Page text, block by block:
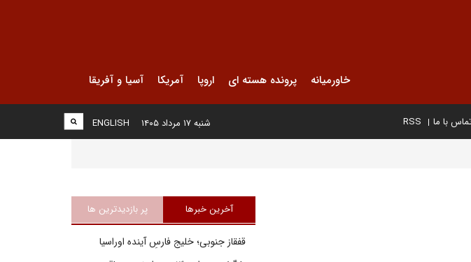
خاورمیانه پرونده هسته ای اروپا آمریکا آسیا و آفریقا
با ما RSS
ENGLISH شنبه ۱۷ مرداد ۱۴۰۵
آخرین خبرها پر بازدیدترین ها
قفقاز جنوبی؛ خلیج فارسِ آینده اوراسیا